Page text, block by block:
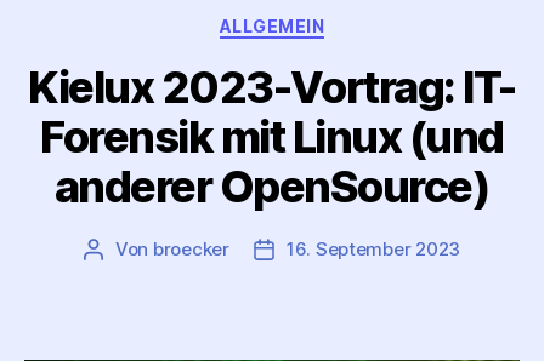
Kategorien
ALLGEMEIN
Kielux 2023-Vortrag: IT-
Forensik mit Linux (und
anderer OpenSource)
Beitragsautor
Von broecker Beitragsdatum
16. September 2023